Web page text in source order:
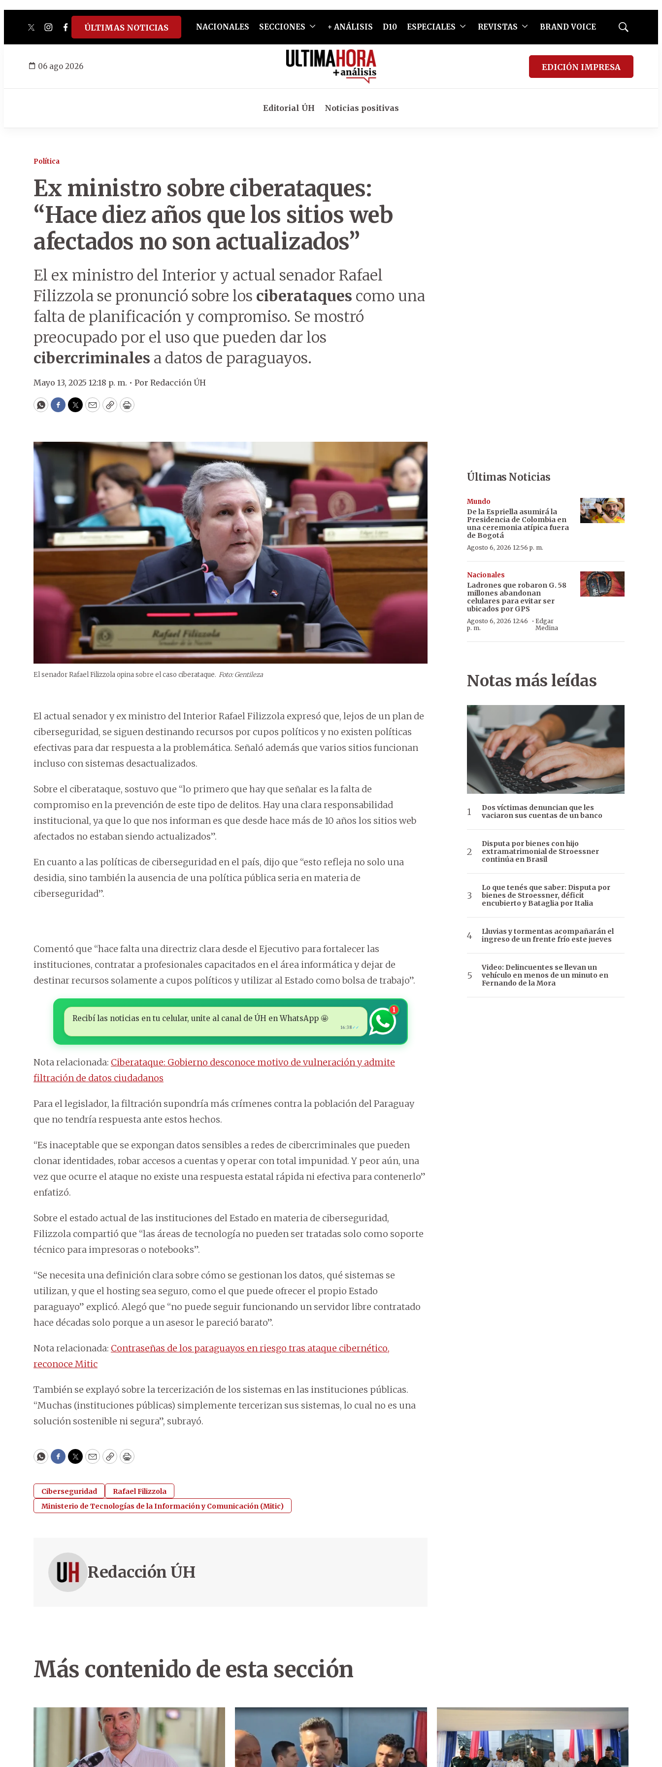
twitterinstagram
facebook
tiktokyoutube
spotify
ÚLTIMAS NOTICIAS NACIONALES SECCIONES + ANÁLISIS D10 ESPECIALES REVISTAS BRAND VOICE
Mostrar
06 ago 2026 EDICIÓN IMPRESA
Editorial ÚH Noticias positivas
Política
Ex ministro sobre ciberataques:
“Hace diez años que los sitios web
afectados no son actualizados”
El ex ministro del Interior y actual senador Rafael
Filizzola se pronunció sobre los ciberataques como una
falta de planificación y compromiso. Se mostró
preocupado por el uso que pueden dar los
cibercriminales a datos de paraguayos.
Mayo 13, 2025 12:18 p. m. • Por Redacción ÚH
WhatsApp
Facebook
Twitter
EmailCopyPrint
El senador Rafael Filizzola opina sobre el caso ciberataque. Foto: Gentileza
El actual senador y ex ministro del Interior Rafael Filizzola expresó que, lejos de un plan de
ciberseguridad, se siguen destinando recursos por cupos políticos y no existen políticas
efectivas para dar respuesta a la problemática. Señaló además que varios sitios funcionan
incluso con sistemas desactualizados.
Sobre el ciberataque, sostuvo que “lo primero que hay que señalar es la falta de
compromiso en la prevención de este tipo de delitos. Hay una clara responsabilidad
institucional, ya que lo que nos informan es que desde hace más de 10 años los sitios web
afectados no estaban siendo actualizados”.
En cuanto a las políticas de ciberseguridad en el país, dijo que “esto refleja no solo una
desidia, sino también la ausencia de una política pública seria en materia de
ciberseguridad”.
Comentó que “hace falta una directriz clara desde el Ejecutivo para fortalecer las
instituciones, contratar a profesionales capacitados en el área informática y dejar de
destinar recursos solamente a cupos políticos y utilizar al Estado como bolsa de trabajo”.
Recibí las noticias en tu celular, unite al canal de ÚH en WhatsApp 🤩
16:38 ✓✓
1
Nota relacionada: Ciberataque: Gobierno desconoce motivo de vulneración y admite
filtración de datos ciudadanos
Para el legislador, la filtración supondría más crímenes contra la población del Paraguay
que no tendría respuesta ante estos hechos.
“Es inaceptable que se expongan datos sensibles a redes de cibercriminales que pueden
clonar identidades, robar accesos a cuentas y operar con total impunidad. Y peor aún, una
vez que ocurre el ataque no existe una respuesta estatal rápida ni efectiva para contenerlo”
enfatizó.
Sobre el estado actual de las instituciones del Estado en materia de ciberseguridad,
Filizzola compartió que “las áreas de tecnología no pueden ser tratadas solo como soporte
técnico para impresoras o notebooks”.
“Se necesita una definición clara sobre cómo se gestionan los datos, qué sistemas se
utilizan, y que el hosting sea seguro, como el que puede ofrecer el propio Estado
paraguayo” explicó. Alegó que “no puede seguir funcionando un servidor libre contratado
hace décadas solo porque a un asesor le pareció barato”.
Nota relacionada: Contraseñas de los paraguayos en riesgo tras ataque cibernético,
reconoce Mitic
También se explayó sobre la tercerización de los sistemas en las instituciones públicas.
“Muchas (instituciones públicas) simplemente tercerizan sus sistemas, lo cual no es una
solución sostenible ni segura”, subrayó.
WhatsApp
Facebook
Twitter
EmailCopyPrint
Ciberseguridad
Rafael Filizzola
Ministerio de Tecnologías de la Información y Comunicación (Mitic)
Redacción ÚH
Últimas Noticias
Mundo
De la Espriella asumirá la
Presidencia de Colombia en
una ceremonia atípica fuera
de Bogotá
Agosto 6, 2026 12:56 p. m.
Nacionales
Ladrones que robaron G. 58
millones abandonan
celulares para evitar ser
ubicados por GPS
Agosto 6, 2026 12:46
p. m.
· Edgar
Medina
Notas más leídas
Dos víctimas denuncian que les
vaciaron sus cuentas de un banco
Disputa por bienes con hijo
extramatrimonial de Stroessner
continúa en Brasil
Lo que tenés que saber: Disputa por
bienes de Stroessner, déficit
encubierto y Bataglia por Italia
Lluvias y tormentas acompañarán el
ingreso de un frente frío este jueves
Video: Delincuentes se llevan un
vehículo en menos de un minuto en
Fernando de la Mora
Más contenido de esta sección